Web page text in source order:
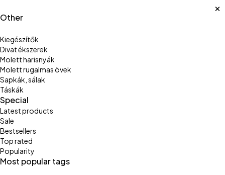
Other
Kiegészítők
Divat ékszerek
Molett harisnyák
Molett rugalmas övek
Sapkák, sálak
Táskák
Special
Latest products
Sale
Bestsellers
Top rated
Popularity
Most popular tags